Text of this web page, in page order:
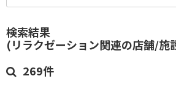
検索結果
(リラクゼーション関連の店舗/施
269件